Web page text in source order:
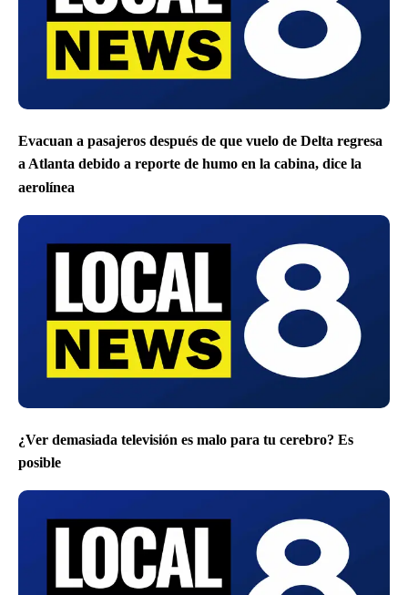
Evacuan a pasajeros después de que vuelo de Delta regresa
a Atlanta debido a reporte de humo en la cabina, dice la
aerolínea
¿Ver demasiada televisión es malo para tu cerebro? Es
posible